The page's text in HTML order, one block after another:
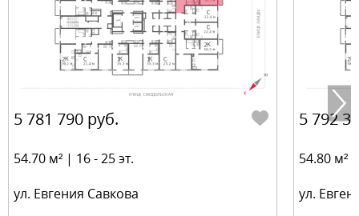
5 781 790 руб.
54.70 м² | 16 - 25 эт.
ул. Евгения Савкова
5 792
54.80 м²
ул.